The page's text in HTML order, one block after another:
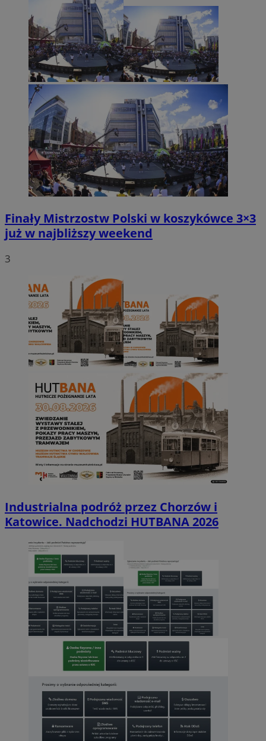
Finały Mistrzostw Polski w koszykówce 3×3
już w najbliższy weekend
3
Industrialna podróż przez Chorzów i
Katowice. Nadchodzi HUTBANA 2026